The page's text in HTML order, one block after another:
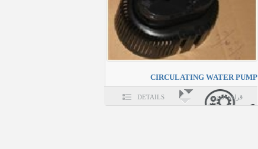
CIRCULATING WATER PUMP
قراءة المزيد DETAILS